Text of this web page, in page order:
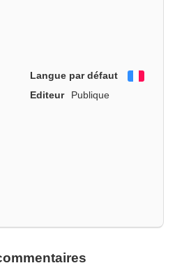
Langue par défaut
Editeur
Publique